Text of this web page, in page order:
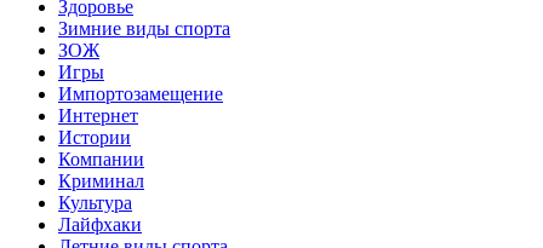
Здоровье
Зимние виды спорта
ЗОЖ
Игры
Импортозамещение
Интернет
Истории
Компании
Криминал
Культура
Лайфхаки